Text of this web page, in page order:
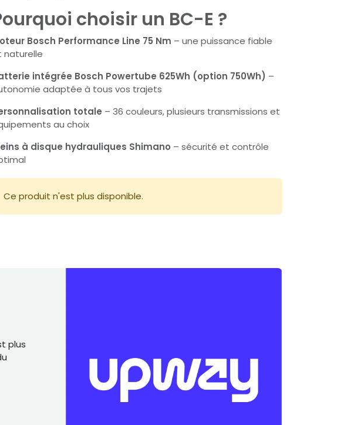
choisir un BC-E ?
Bosch Performance Line 75 Nm – une puissance fiable
naturelle
intégrée Bosch Powertube 625Wh (option 750Wh) –
adaptée à tous vos trajets
totale – 36 couleurs, plusieurs transmissions et
au choix
à disque hydrauliques Shimano – sécurité et contrôle
Ce produit n'est plus disponible.
plus